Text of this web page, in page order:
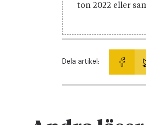
ton 2022 eller
Dela artikel: